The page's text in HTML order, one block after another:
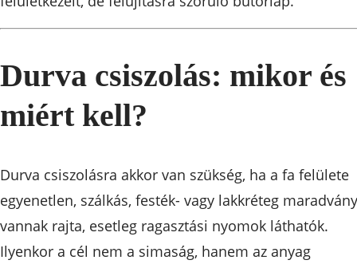
Durva csiszolás: mikor és
miért kell?
Durva csiszolásra akkor van szükség, ha a fa felülete
egyenetlen, szálkás, festék- vagy lakkréteg
vannak rajta, esetleg ragasztási nyomok láthatók.
Ilyenkor a cél nem a simaság, hanem az anyag